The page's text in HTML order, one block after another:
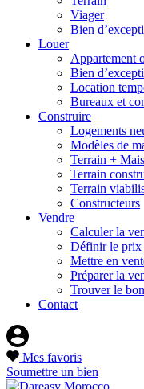
Viager
Bien
Louer
Appartement
Bien
Location
Bureaux et
Construire
Logements
Modèles de
Terrain +
Terrain
Terrain
Constructeurs
Vendre
Calculer la
Définir le prix
Mettre en
Préparer la
Trouver le
Contact
Mes favoris
Soumettre un bien